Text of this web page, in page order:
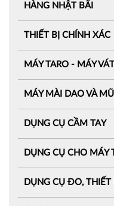
HÀNG NHẬT BÃI
THIẾT BỊ CHÍNH XÁC
MÁY TARO - MÁY
MÁY MÀI DAO VÀ
DỤNG CỤ CẦM TAY
DỤNG CỤ CHO MÁY
DỤNG CỤ ĐO, THIẾT